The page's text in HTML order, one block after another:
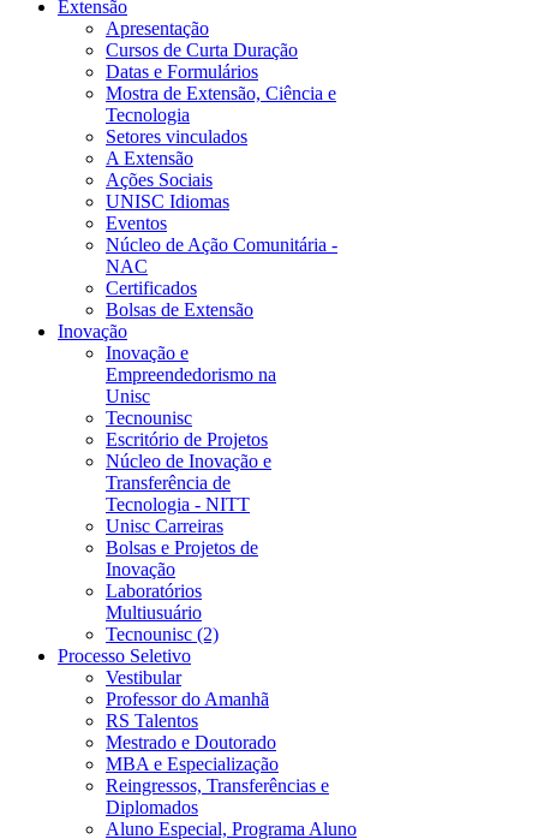
Extensão
Apresentação
Cursos de Curta Duração
Datas e Formulários
Mostra de Extensão, Ciência e
Tecnologia
Setores vinculados
A Extensão
Ações Sociais
UNISC Idiomas
Eventos
Núcleo de Ação Comunitária -
NAC
Certificados
Bolsas de Extensão
Inovação
Inovação e
Empreendedorismo na
Unisc
Tecnounisc
Escritório de Projetos
Núcleo de Inovação e
Transferência de
Tecnologia - NITT
Unisc Carreiras
Bolsas e Projetos de
Inovação
Laboratórios
Multiusuário
Tecnounisc (2)
Processo Seletivo
Vestibular
Professor do Amanhã
RS Talentos
Mestrado e Doutorado
MBA e Especialização
Reingressos, Transferências e
Diplomados
Aluno Especial, Programa Aluno